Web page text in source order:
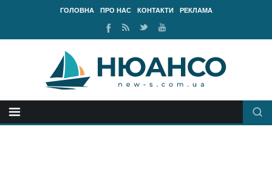
ГОЛОВНА ПРО НАС КОНТАКТИ РЕКЛАМА
Ми
у
RSS
стрічка
Ми
Наш
канал